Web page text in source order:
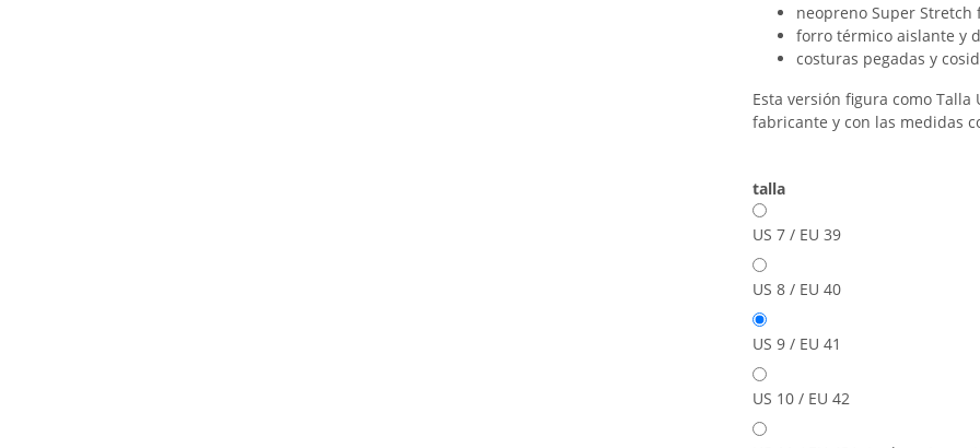
neopreno Super Stretch
forro térmico aislante y
costuras pegadas y
Esta versión figura como Talla
fabricante y con las medidas
talla
US 7 / EU 39
US 8 / EU 40
US 9 / EU 41
US 10 / EU 42